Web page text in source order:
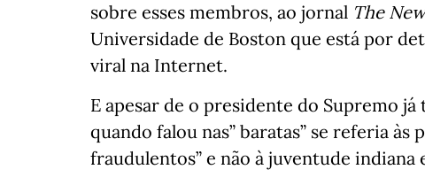
sobre esses membros, ao jornal The
Universidade de Boston que está por
viral na Internet.
E apesar de o presidente do Supremo
quando falou nas” baratas” se referia às
fraudulentos” e não à juventude indiana